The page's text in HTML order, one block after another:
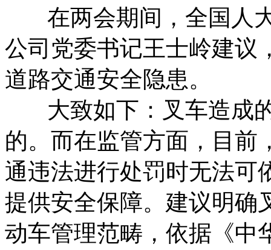
在两会期间，全国人大
公司党委书记王士岭建议
道路交通安全隐患。
大致如下：叉车造成的
的。而在监管方面，目前
通违法进行处罚时无法可
提供安全保障。建议明确
动车管理范畴，依据《中